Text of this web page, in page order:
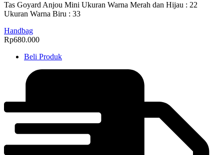
Tas Goyard Anjou Mini Ukuran Warna Merah dan Hijau : 22
Ukuran Warna Biru : 33
Handbag
Rp680.000
Beli Produk